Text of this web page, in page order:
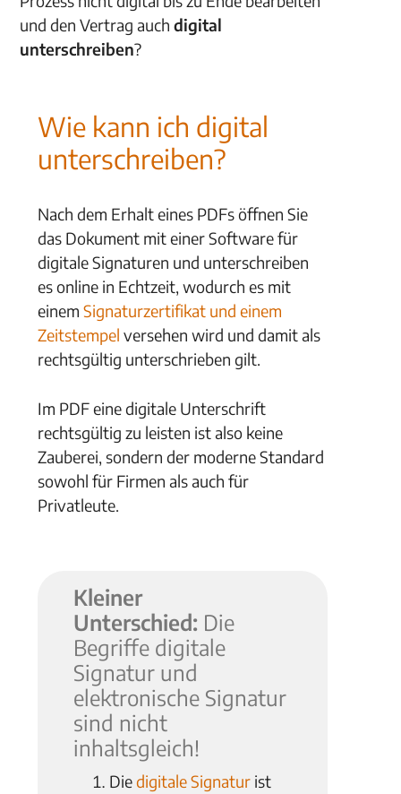
und den Vertrag auch digital
unterschreiben?
Wie kann ich digital
unterschreiben?
Nach dem Erhalt eines PDFs öffnen Sie
das Dokument mit einer Software für
digitale Signaturen und unterschreiben
es online in Echtzeit, wodurch es mit
einem Signaturzertifikat und einem
Zeitstempel versehen wird und damit als
rechtsgültig unterschrieben gilt.
Im PDF eine digitale Unterschrift
rechtsgültig zu leisten ist also keine
Zauberei, sondern der moderne Standard
sowohl für Firmen als auch für
Privatleute.
Kleiner
Unterschied: Die
Begriffe digitale
Signatur und
elektronische Signatur
sind nicht
inhaltsgleich!
Diedigitale Signatur ist